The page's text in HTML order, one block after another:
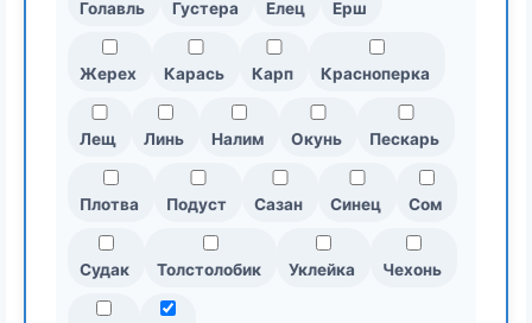
Голавль Густера Елец Ерш
Жерех Карась Карп Красноперка
Лещ Линь Налим Окунь Пескарь
Плотва Подуст Сазан Синец Сом
Судак Толстолобик Уклейка Чехонь